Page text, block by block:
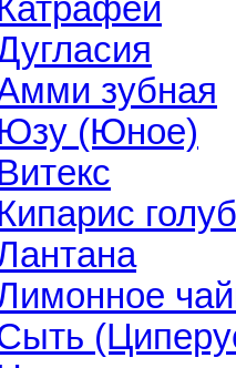
зубная
(Юное)